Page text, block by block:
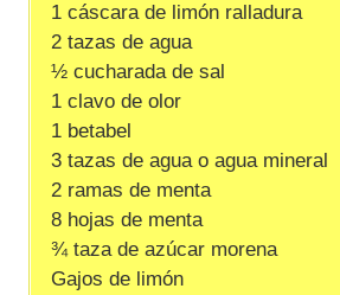
1 cáscara de limón ralladura
2 tazas de agua
½ cucharada de sal
1 clavo de olor
1 betabel
3 tazas de agua o agua mineral
2 ramas de menta
8 hojas de menta
¾ taza de azúcar morena
Gajos de limón